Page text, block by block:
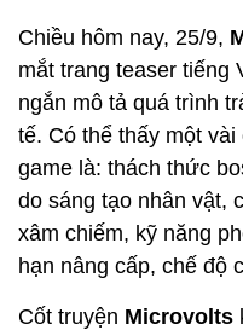
Chiều hôm nay, 25/9,
mắt trang teaser tiếng
ngắn mô tả quá trình
tế. Có thể thấy một
game là: thách thức
do sáng tạo nhân vật,
xâm chiếm, kỹ năng
hạn nâng cấp, chế độ
Cốt truyện Microvolts